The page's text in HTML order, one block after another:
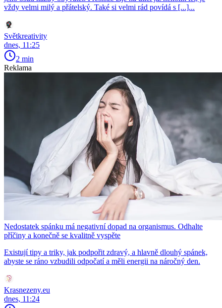
vždy velmi milý a přátelský. Také si velmi rád povídá s [...]...
Světkreativity
dnes, 11:25
2 min
Reklama
Nedostatek spánku má negativní dopad na organismus. Odhalte
příčiny a konečně se kvalitně vyspěte
Existují tipy a triky, jak podpořit zdravý, a hlavně dlouhý spánek,
abyste se ráno vzbudili odpočatí a měli energii na náročný den.
Krasnezeny.eu
dnes, 11:24